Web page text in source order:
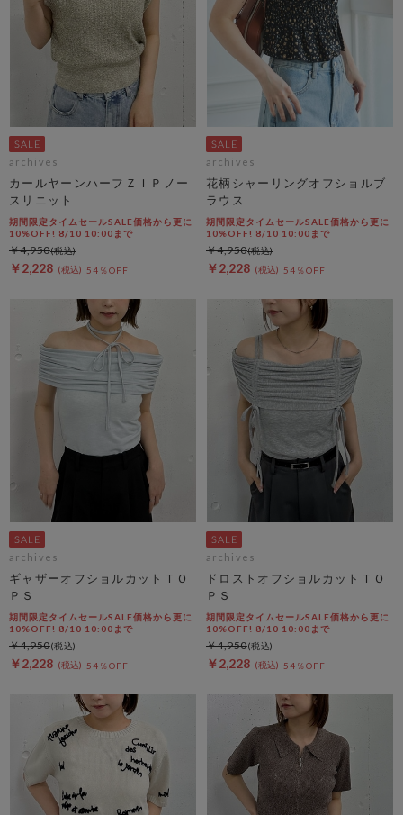
archives
カールヤーンハーフＺＩＰノー
スリニット
期間限定タイムセールSALE価格から更に
10%OFF! 8/10 10:00まで
￥2,228 54％OFF
￥4,950
archives
花柄シャーリングオフショルブ
ラウス
期間限定タイムセールSALE価格から更に
10%OFF! 8/10 10:00まで
￥2,228 54％OFF
￥4,950
archives
ギャザーオフショルカットＴＯ
ＰＳ
期間限定タイムセールSALE価格から更に
10%OFF! 8/10 10:00まで
￥2,228 54％OFF
￥4,950
archives
ドロストオフショルカットＴＯ
ＰＳ
期間限定タイムセールSALE価格から更に
10%OFF! 8/10 10:00まで
￥2,228 54％OFF
￥4,950